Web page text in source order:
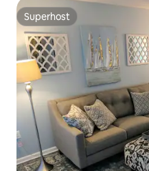
Superhost
Superhost